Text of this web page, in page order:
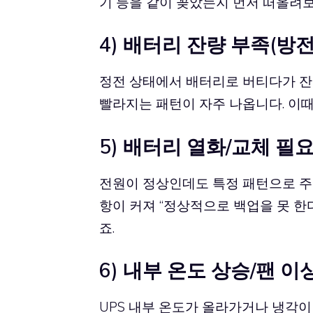
4) 배터리 잔량 부족(방
정전 상태에서 배터리로 버티다가
빨라지는 패턴이 자주 나옵니다. 이
5) 배터리 열화/교체 필
전원이 정상인데도 특정 패턴으로
항이 커져 “정상적으로 백업을 못
죠.
6) 내부 온도 상승/팬 이
UPS 내부 온도가 올라가거나 냉각